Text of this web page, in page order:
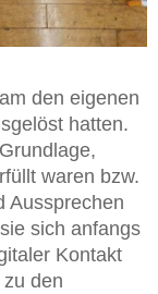
den eigenen
hatten.
waren bzw.
Aussprechen
sich anfangs
Kontakt
den